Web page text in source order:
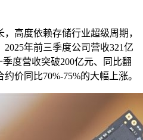
高度依赖存储行业超级周期，
年前三季度公司营收321亿
度营收突破200亿元、同比翻
价同比70%-75%的大幅上涨。